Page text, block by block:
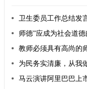
卫生委员工作总结发
师德”应成为社会道
教师必须具有高尚的
为民务实清廉，从我
马云演讲阿里巴巴上